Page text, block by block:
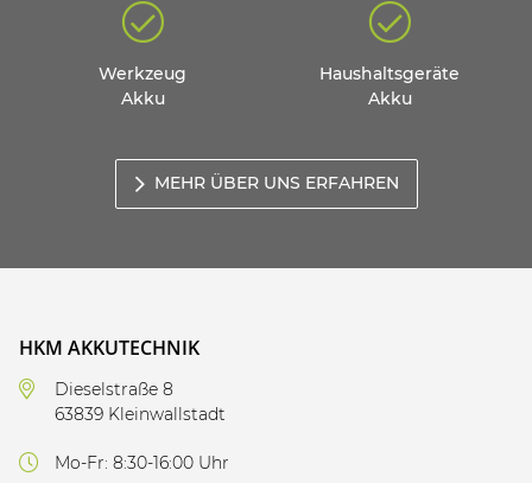
Werkzeug
Akku
Haushaltsgeräte
Akku
MEHR ÜBER UNS ERFAHREN
HKM AKKUTECHNIK
Dieselstraße 8
63839 Kleinwallstadt
Mo-Fr: 8:30-16:00 Uhr